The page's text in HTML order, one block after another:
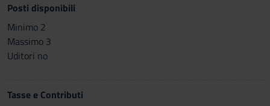
Posti disponibili
Minimo 2
Massimo 3
Uditori no
Tasse e Contributi